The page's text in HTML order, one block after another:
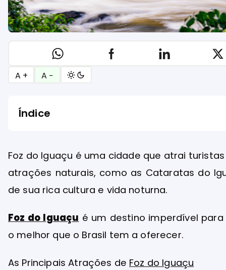
A + A −
Índice
Foz do Iguaçu é uma cidade que atrai
atrações naturais, como as Cataratas do
de sua rica cultura e vida noturna.
Foz do Iguaçu é um destino imperdível
o melhor que o Brasil tem a oferecer.
As Principais Atrações de Foz do Iguaçu